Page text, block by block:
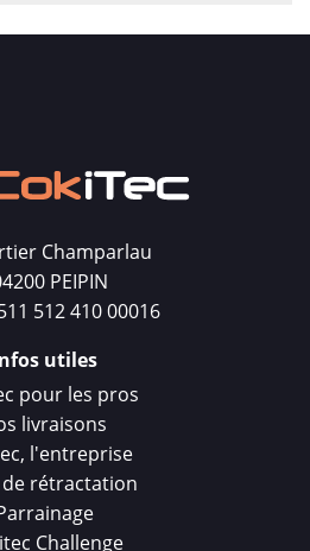
Champarlau
PEIPIN
512 410 00016
utiles
pour les pros
livraisons
l'entreprise
rétractation
Challenge